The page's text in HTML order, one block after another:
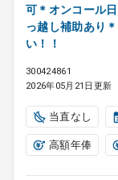
可＊オンコール
っ越し補助あり
い！！
300424861
2026年05月21日更新
当直なし
高額年俸